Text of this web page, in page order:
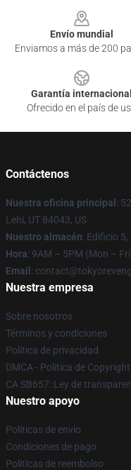
Envío mundial
Enviamos a más de 200
Garantía internacional
Ofrecido en el país de
Contáctenos
Nuestra oficina principal:
Lehi, UT 84043, US
Nuestro almacén: Edificio
Hora: 9AM – 5PM (Mon –
Email:
Nuestra empresa
Sobre nosotros
Términos y condiciones
Política de privacidad
DMCA - Política de Copyright
CA SB657: Ley de
Nuestro apoyo
Políticas de envío
Condiciones de pago
Políticas de reembolso